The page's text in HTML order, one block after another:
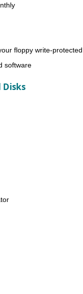
floppy write-protected
software